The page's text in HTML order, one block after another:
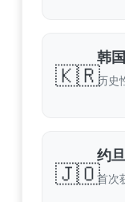
🇰🇷
韩国
历史
🇯🇴
约旦
首次